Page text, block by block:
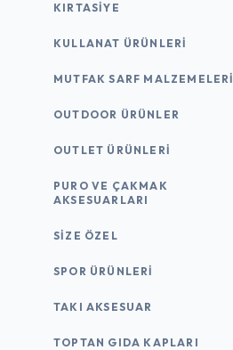
KIRTASİYE
KULLANAT ÜRÜNLERI
MUTFAK SARF MALZEMELERI
OUTDOOR ÜRÜNLER
OUTLET ÜRÜNLERI
PURO VE ÇAKMAK
AKSESUARLARI
SIZE ÖZEL
SPOR ÜRÜNLERI
TAKI AKSESUAR
TOPTAN GIDA KAPLARI